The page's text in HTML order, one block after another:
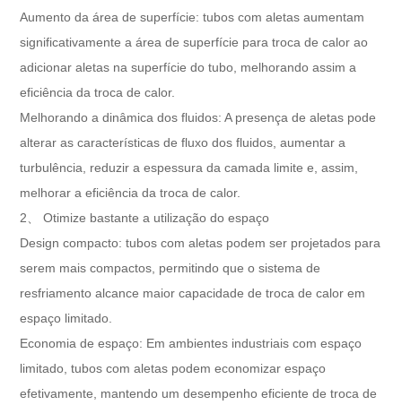
Aumento da área de superfície: tubos com aletas aumentam
significativamente a área de superfície para troca de calor ao
adicionar aletas na superfície do tubo, melhorando assim a
eficiência da troca de calor.
Melhorando a dinâmica dos fluidos: A presença de aletas pode
alterar as características de fluxo dos fluidos, aumentar a
turbulência, reduzir a espessura da camada limite e, assim,
melhorar a eficiência da troca de calor.
2、 Otimize bastante a utilização do espaço
Design compacto: tubos com aletas podem ser projetados para
serem mais compactos, permitindo que o sistema de
resfriamento alcance maior capacidade de troca de calor em
espaço limitado.
Economia de espaço: Em ambientes industriais com espaço
limitado, tubos com aletas podem economizar espaço
efetivamente, mantendo um desempenho eficiente de troca de